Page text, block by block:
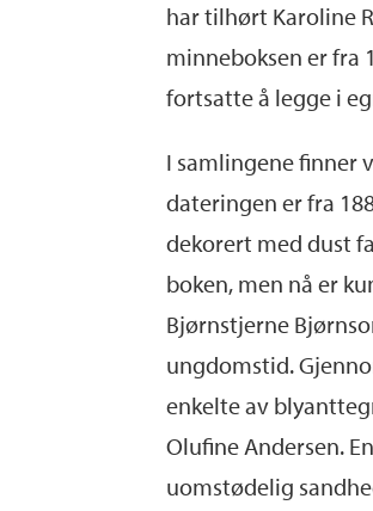
har tilhørt Karoline
minneboksen er fra
fortsatte å legge i
I samlingene finner
dateringen er fra
dekorert med dust
boken, men nå er
Bjørnstjerne
ungdomstid.
enkelte av
Olufine Andersen.
uomstødelig